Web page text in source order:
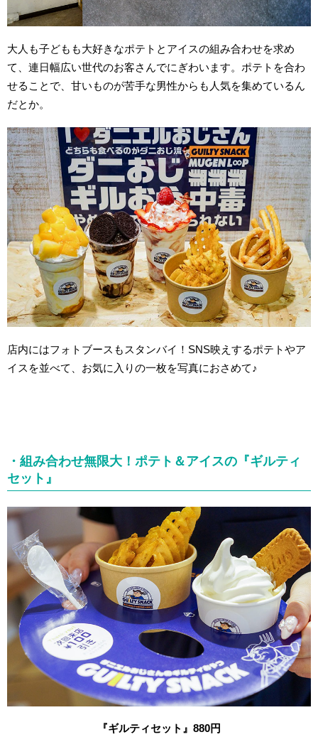
大人も子どもも大好きなポテトとアイスの組み合わせを求め
て、連日幅広い世代のお客さんでにぎわいます。ポテトを合わ
せることで、甘いものが苦手な男性からも人気を集めているん
だとか。
店内にはフォトブースもスタンバイ！SNS映えするポテトやア
イスを並べて、お気に入りの一枚を写真におさめて♪
・組み合わせ無限大！ポテト＆アイスの『ギルティ
セット』
『ギルティセット』880円